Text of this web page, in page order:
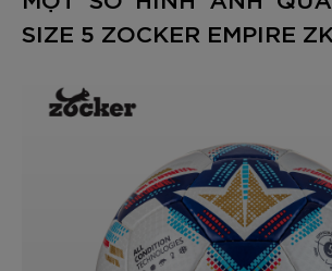
SIZE 5 ZOCKER EMPIRE